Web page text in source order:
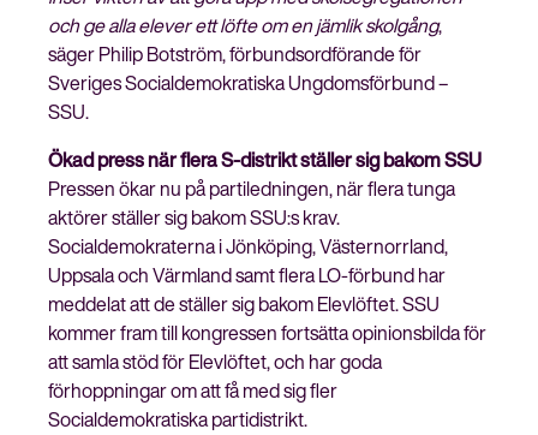
Bli medlem
och ge alla elever ett löfte om en jämlik skolgång,
säger Philip Botström, förbundsordförande för
Sveriges Socialdemokratiska Ungdomsförbund –
SSU.
Ökad press när flera S-distrikt ställer sig bakom SSU
Pressen ökar nu på partiledningen, när flera tunga
aktörer ställer sig bakom SSU:s krav.
Socialdemokraterna i Jönköping, Västernorrland,
Uppsala och Värmland samt flera LO-förbund har
meddelat att de ställer sig bakom Elevlöftet. SSU
kommer fram till kongressen fortsätta opinionsbilda för
att samla stöd för Elevlöftet, och har goda
förhoppningar om att få med sig fler
Socialdemokratiska partidistrikt.